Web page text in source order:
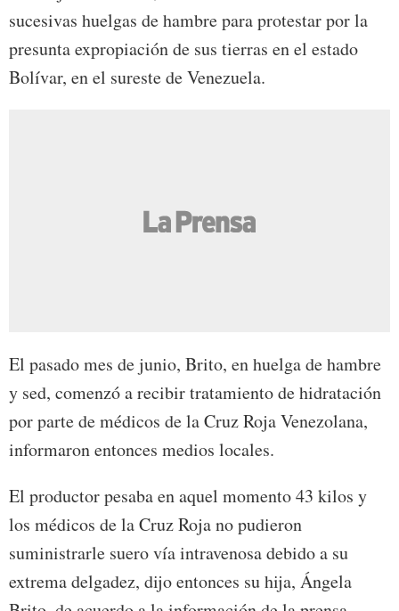
sucesivas huelgas de hambre para protestar por la
presunta expropiación de sus tierras en el estado
Bolívar, en el sureste de Venezuela.
El pasado mes de junio, Brito, en huelga de hambre
y sed, comenzó a recibir tratamiento de hidratación
por parte de médicos de la Cruz Roja Venezolana,
informaron entonces medios locales.
El productor pesaba en aquel momento 43 kilos y
los médicos de la Cruz Roja no pudieron
suministrarle suero vía intravenosa debido a su
extrema delgadez, dijo entonces su hija, Ángela